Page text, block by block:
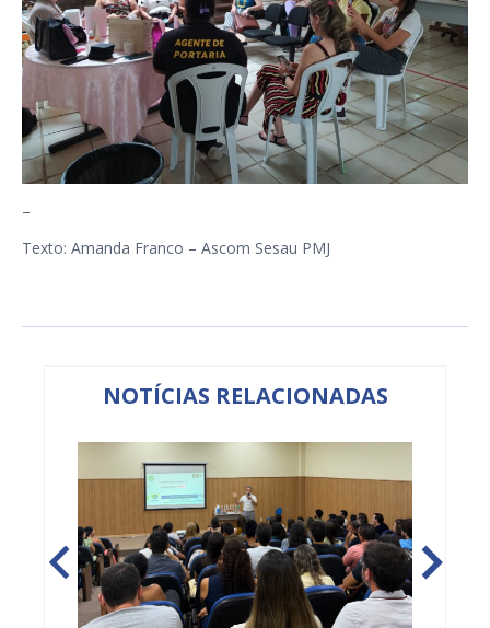
–
Texto: Amanda Franco – Ascom Sesau PMJ
NOTÍCIAS RELACIONADAS